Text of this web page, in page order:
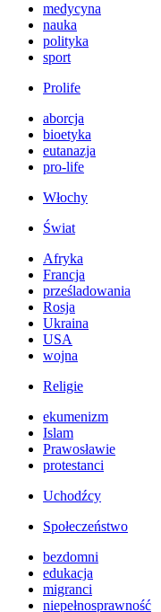
medycyna
nauka
polityka
sport
Prolife
aborcja
bioetyka
eutanazja
pro-life
Włochy
Świat
Afryka
Francja
prześladowania
Rosja
Ukraina
USA
wojna
Religie
ekumenizm
Islam
Prawosławie
protestanci
Uchodźcy
Społeczeństwo
bezdomni
edukacja
migranci
niepełnosprawność